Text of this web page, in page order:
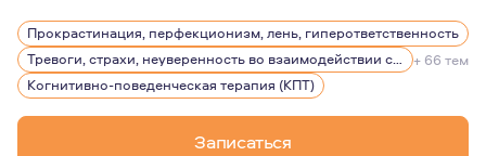
В профессию меня привело три фактора. Первый —
Прокрастинация, перфекционизм, лень, гиперответственность
Тревоги, страхи, неуверенность во взаимодействии с другими людьми
+ 66 тем
Когнитивно-поведенческая терапия (КПТ)
Записаться